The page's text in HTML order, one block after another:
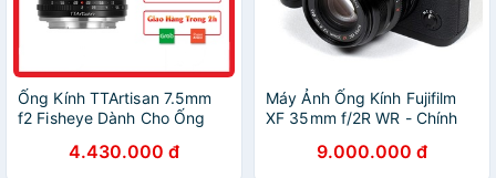
Ống Kính TTArtisan 7.5mm
f2 Fisheye Dành Cho Ống
4.430.000 đ
Máy Ảnh Ống Kính Fujifilm
XF 35mm f/2R WR - Chính
9.000.000 đ